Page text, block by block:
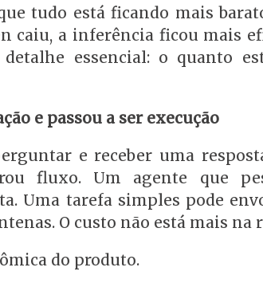
tudo está ficando mais
caiu, a inferência ficou mais
essencial: o quanto
e passou a ser execução
e receber uma
fluxo. Um agente que
Uma tarefa simples pode
O custo não está mais na
do produto.